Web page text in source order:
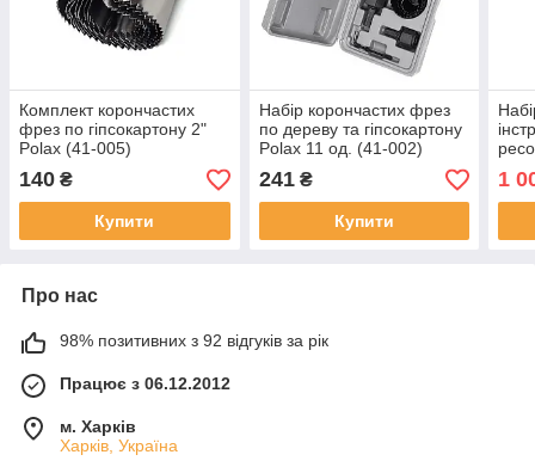
Комплект корончастих
фрез по гіпсокартону 2"
Polax (41-005)
140 ₴
Купити
Набір корончастих фрез
по дереву та гіпсокартону
Polax 11 од. (41-002)
241₴
Купити
по
1
Про нас
98% позитивних з 92 відгуків за рік
Працює з 06.12.2012
м. Харків
Харків, Україна